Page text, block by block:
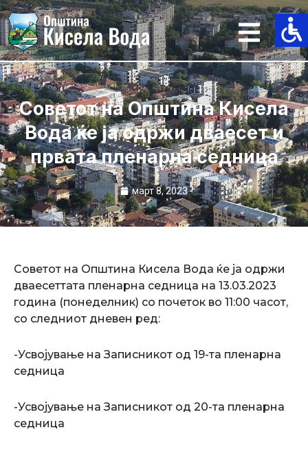
Skip
to
content
Советот на Општина Кисела
Вода ќе ја одржи дваесет и
првата пленарна седница
март 8, 2023
Советот на Општина Кисела Вода ќе ја одржи
дваесеттата пленарна седница на 13.03.2023
година (понеделник) со почеток во 11:00 часот,
со следниот дневен ред:
-Усвојување на Записникот од 19-та пленарна
седница
-Усвојување на Записникот од 20-та пленарна
седница